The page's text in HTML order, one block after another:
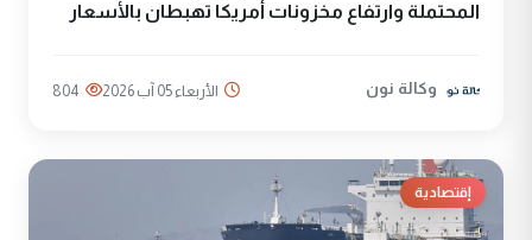
المحتملة وارتفاع مخزونات أمريكا تهبطان بالأسعار
وكالة نون الأربعاء 05 آب 2026 804
إقتصادية